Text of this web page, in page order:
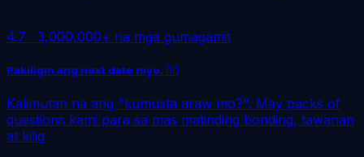
4.7 · 3,000,000+ na mga gumagamit
Pakiligin ang next date niyo. ❤️‍🔥
Kalimutan na ang "kumusta araw mo?". May packs of
questions kami para sa mas matinding bonding, tawanan
at kilig